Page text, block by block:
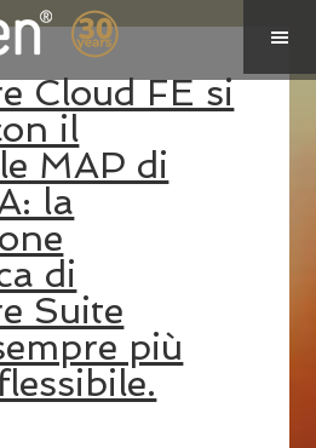
Cloud FE si
il
MAP di
la
di
Suite
più